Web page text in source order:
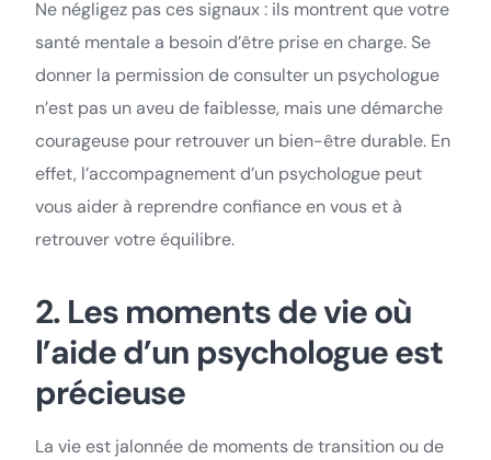
Ne négligez pas ces signaux : ils montrent que votre
santé mentale a besoin d’être prise en charge. Se
donner la permission de consulter un psychologue
n’est pas un aveu de faiblesse, mais une démarche
courageuse pour retrouver un bien-être durable. En
effet, l’accompagnement d’un psychologue peut
vous aider à reprendre confiance en vous et à
retrouver votre équilibre.
2. Les moments de vie où
l’aide d’un psychologue est
précieuse
La vie est jalonnée de moments de transition ou de